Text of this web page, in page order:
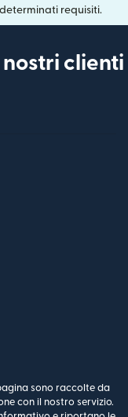
requisiti.
nostri clienti
sono raccolte da
con il nostro servizio.